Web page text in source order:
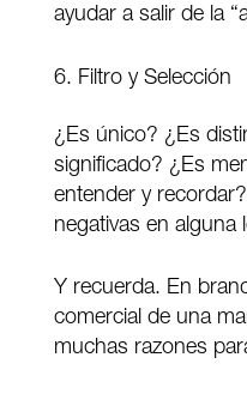
ayudar a salir de la
Filtro y Selección
¿Es único? ¿Es
significado? ¿Es
entender y
negativas en alguna
Y recuerda. En
comercial de una
muchas razones